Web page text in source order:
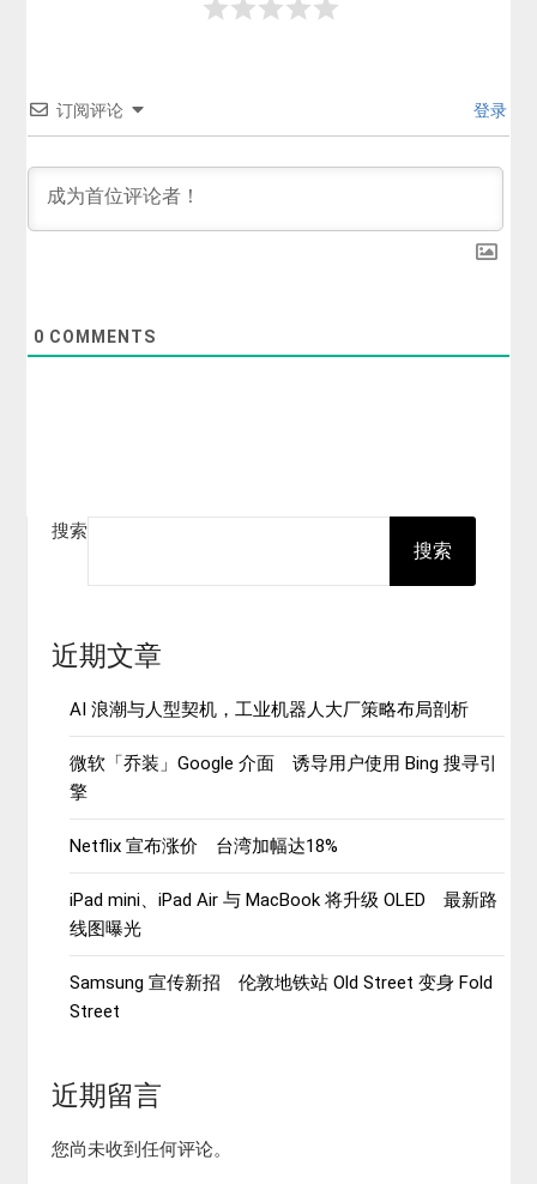
订阅评论 登录
0 COMMENTS
搜索
搜索
近期文章
AI 浪潮与人型契机，工业机器人大厂策略布局剖析
微软「乔装」Google 介面 诱导用户使用 Bing 搜寻引
擎
Netflix 宣布涨价 台湾加幅达18%
iPad mini、iPad Air 与 MacBook 将升级 OLED 最新路
线图曝光
Samsung 宣传新招 伦敦地铁站 Old Street 变身 Fold
Street
近期留言
您尚未收到任何评论。